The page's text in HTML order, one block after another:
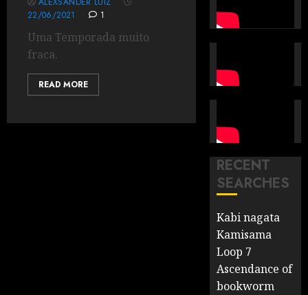
22/06/2021
1
Uma Temporada muito
fraca.
READ MORE
RECENT
SEARCHES
Kabi nagata
Kamisama
Loop 7
Ascendance of
bookworm